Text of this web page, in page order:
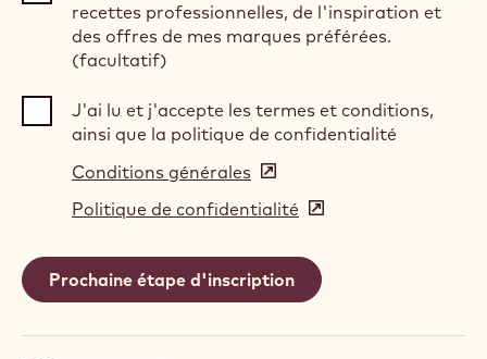
recettes professionnelles, de l'inspiration et
des offres de mes marques préférées.
(facultatif)
J'ai lu et j'accepte les termes et conditions,
ainsi que la politique de confidentialité
Conditions générales (opens
in
a
window)
Politique de confidentialité (opens
a
new